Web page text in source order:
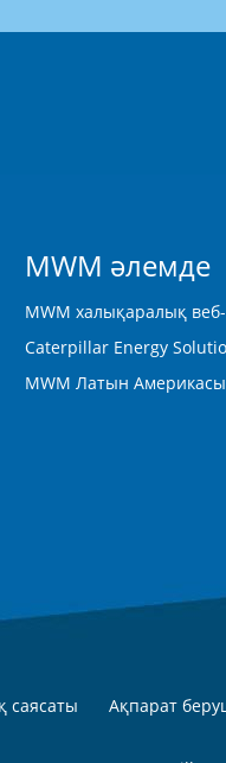
MWM әлемде
MWM халықаралық
Caterpillar Energy
MWM Латын
саясаты Ақпарат